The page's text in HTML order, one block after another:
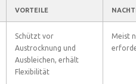
VORTEILE
Schützt vor
Austrocknung und
Ausbleichen, erhält
Flexibilität
Meist